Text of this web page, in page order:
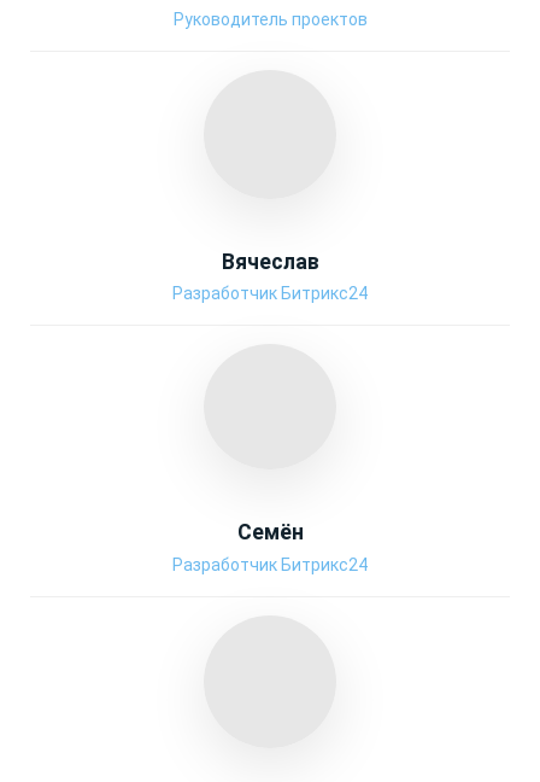
Руководитель проектов
Вячеслав
Разработчик Битрикс24
Семён
Разработчик Битрикс24